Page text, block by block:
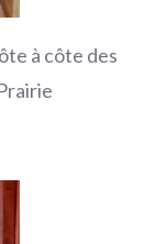
à côte des